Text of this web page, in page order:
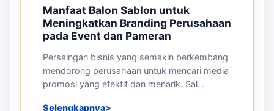
Manfaat Balon Sablon untuk
Meningkatkan Branding Perusahaan
pada Event dan Pameran
Persaingan bisnis yang semakin berkembang
mendorong perusahaan untuk mencari media
promosi yang efektif dan menarik. Sal...
Selengkapnya